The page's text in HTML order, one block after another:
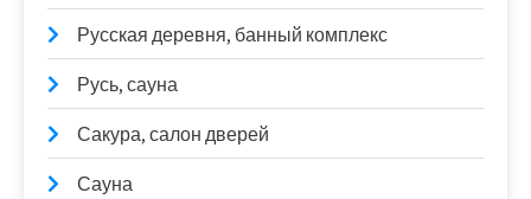
Русская деревня, банный комплекс
Русь, сауна
Сакура, салон дверей
Сауна